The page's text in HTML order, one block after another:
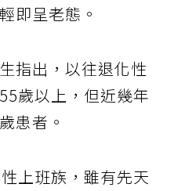
即呈老態。
指出，以往退化性
歲以上，但近幾年
患者。
上班族，雖有先天